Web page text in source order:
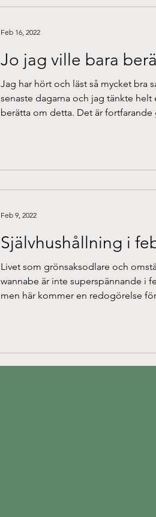
Jo jag ville bara
Jag har hört och läst så mycket bra
senaste dagarna och jag tänkte helt
berätta om detta. Det är fortfarande
Feb 16, 2022
Självhushållning i
Livet som grönsaksodlare och
wannabe är inte superspännande i
men här kommer en redogörelse för
Feb 9, 2022